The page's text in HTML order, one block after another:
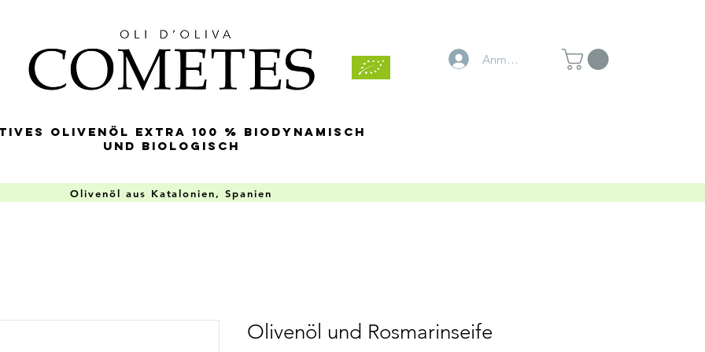
Anmelden
Olivenöl Extra 100 % biodynamisch
und biologisch
Olivenöl aus Katalonien, Spanien
Olivenöl und Rosmarinseife